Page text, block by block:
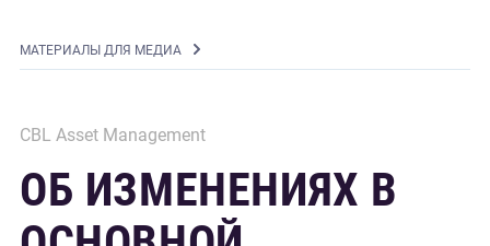
MАТЕРИАЛЫ ДЛЯ МЕДИА
CBL Asset Management
ОБ ИЗМЕНЕНИЯХ В